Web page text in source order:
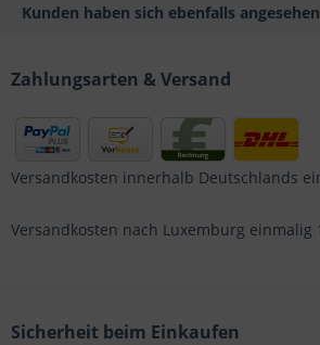
Kunden haben sich ebenfalls angesehen
Zahlungsarten & Versand
Versandkosten innerhalb Deutschlands
Versandkosten nach Luxemburg einmalig
Sicherheit beim Einkaufen